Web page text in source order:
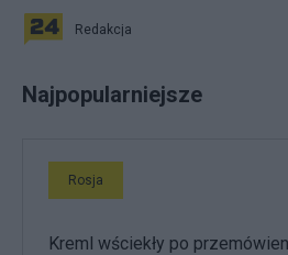
Redakcja
Najpopularniejsze
Rosja
Kreml wściekły po